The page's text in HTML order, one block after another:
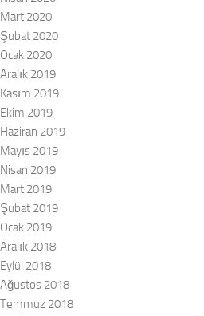
Mart 2020
Şubat 2020
Ocak 2020
Aralık 2019
Kasım 2019
Ekim 2019
Haziran 2019
Mayıs 2019
Nisan 2019
Mart 2019
Şubat 2019
Ocak 2019
Aralık 2018
Eylül 2018
Ağustos 2018
Temmuz 2018